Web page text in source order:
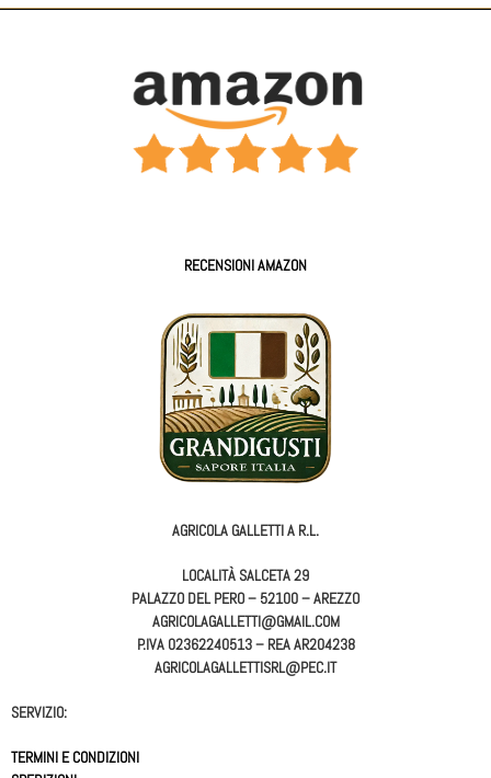
RECENSIONI AMAZON
AGRICOLA GALLETTI A R.L.
LOCALITÀ SALCETA 29
PALAZZO DEL PERO – 52100 – AREZZO
AGRICOLAGALLETTI@GMAIL.COM
P.IVA 02362240513 – REA AR204238
AGRICOLAGALLETTISRL@PEC.IT
SERVIZIO:
TERMINI E CONDIZIONI